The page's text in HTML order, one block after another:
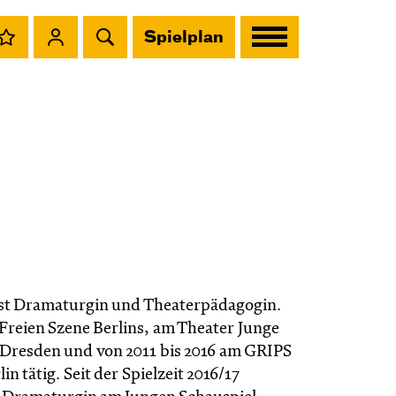
Spielplan
Dramaturgin und Theaterpädagogin.
Szene Berlins, am Theater Junge
und von 2011 bis 2016 am GRIPS
tätig. Seit der Spielzeit 2016/17